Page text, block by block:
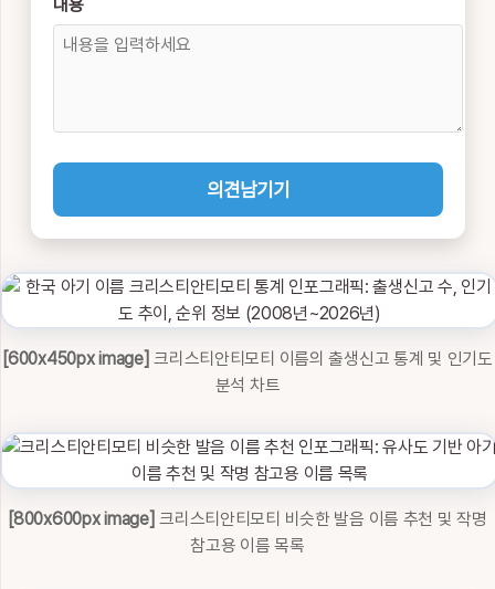
내용
의견남기기
[600x450px image] 크리스티안티모티 이름의 출생신고 통계 및 인기도
분석 차트
[800x600px image] 크리스티안티모티 비슷한 발음 이름 추천 및 작명
참고용 이름 목록